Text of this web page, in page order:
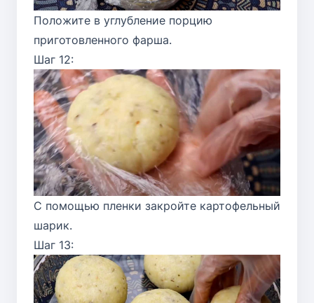
Положите в углубление порцию
приготовленного фарша.
Шаг 12:
С помощью пленки закройте картофельный
шарик.
Шаг 13: